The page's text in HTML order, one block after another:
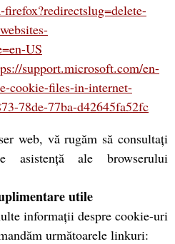
firefox?redirectslug=delete-
US
support.microsoft.com/en-
cookie-files-in-internet-
78de-77ba-d42645fa52fc
web, vă rugăm să consultați
asistență ale browserului
utile
informații despre cookie-uri
următoarele linkuri: